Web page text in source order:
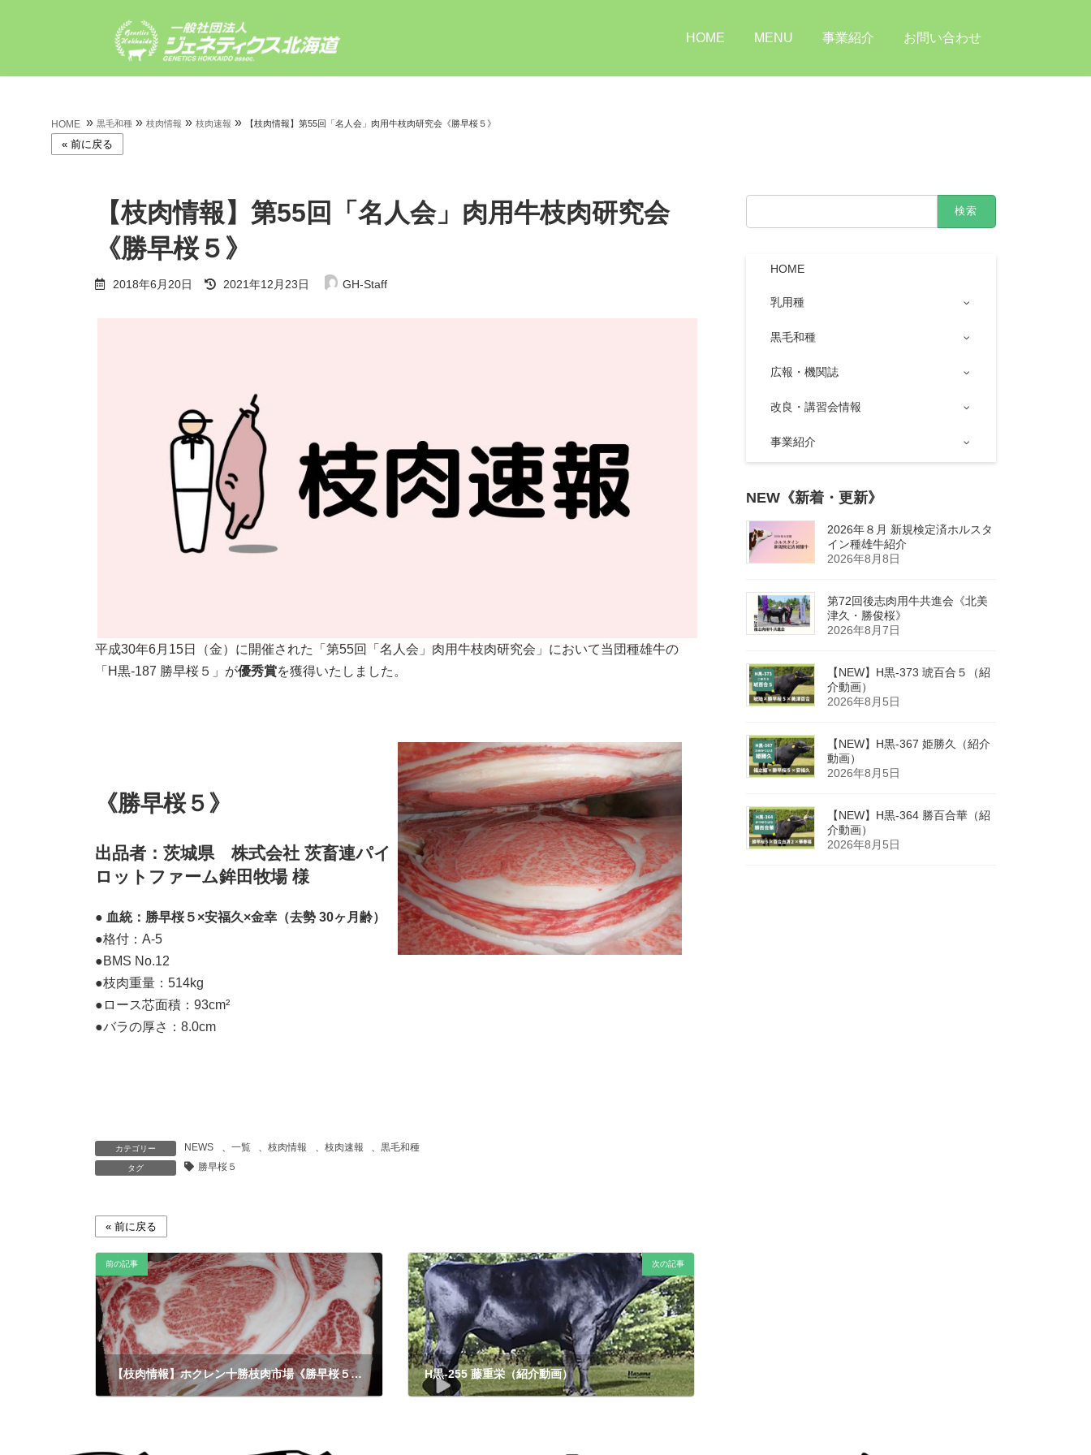
ツ
シ
HOME MENU 事業紹介 お問い合わせ
HOME »黒毛和種 »枝肉情報 »枝肉速報 » 【枝肉情報】第55回「名人会」肉用牛枝肉研究会《勝早桜５》
【枝肉情報】第55回「名人会」肉用牛枝肉研究会
《勝早桜５》
2018年6月20日
最
終
2021年12月23日 GH-Staff
平成30年6月15日（金）に開催された「第55回「名人会」肉用牛枝肉研究会」において当団種雄牛の
「H黒‐187 勝早桜５」が優秀賞を獲得いたしました。
《勝早桜５》
出品者：茨城県 株式会社 茨畜連パイ
ロットファーム鉾田牧場 様
● 血統：勝早桜５×安福久×金幸（去勢 30ヶ月齢）
●格付：A-5
●BMS No.12
●枝肉重量：514kg
●ロース芯面積：93cm²
●バラの厚さ：8.0cm
カテゴリー NEWS 、 一覧 、枝肉情報 、 枝肉速報 、黒毛和種
タグ 勝早桜５
前の記事
【枝肉情報】ホクレン十勝枝肉市場《勝早桜５・晴国花・松福久》
2018年5月15日
次の記事
H黒-255 藤重栄（紹介動画）
2018年6月20日
検
HOME
乳用種
黒毛和種
広報・機関誌
改良・講習会情報
事業紹介
NEW《新着・更新》
2026年８月 新規検定済ホルスタ
イン種雄牛紹介
2026年8月8日
第72回後志肉用牛共進会《北美
津久・勝俊桜》
2026年8月7日
【NEW】H黒-373 琥百合５（紹
介動画）
2026年8月5日
【NEW】H黒-367 姫勝久（紹介
動画）
2026年8月5日
【NEW】H黒-364 勝百合華（紹
介動画）
2026年8月5日